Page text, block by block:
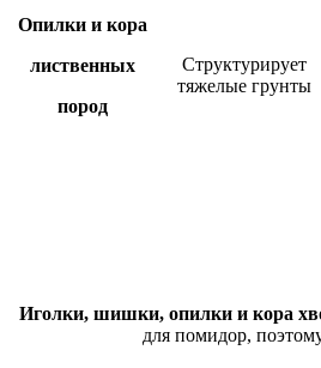
Опилки и кора
лиственных
пород
Структурирует
тяжелые грунты
Иголки, шишки, опилки и кора
для помидор,